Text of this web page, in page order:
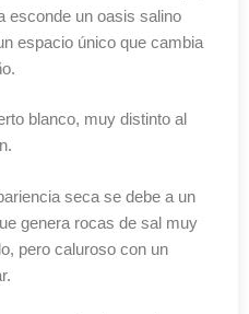
esconde un oasis salino
espacio único que cambia
blanco, muy distinto al
seca se debe a un
genera rocas de sal muy
pero caluroso con un